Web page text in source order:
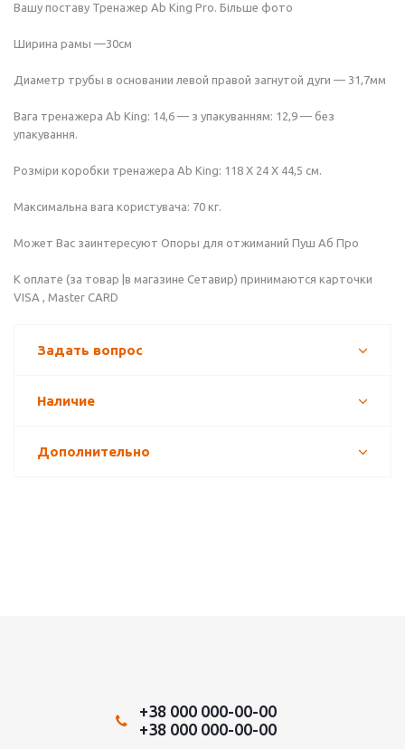
Вашу поставу Тренажер Ab King Pro. Більше фото
Ширина рамы —30см
Диаметр трубы в основании левой правой загнутой дуги — 31,7мм
Вага тренажера Ab Kіng: 14,6 — з упакуванням: 12,9 — без
упакування.
Розміри коробки тренажера Ab Kіng: 118 Х 24 Х 44,5 см.
Максимальна вага користувача: 70 кг.
Может Вас заинтересуют Опоры для отжиманий Пуш Аб Про
К оплате (за товар |в магазине Сетавир) принимаются карточки
VISA , Master CARD
Задать вопрос
Наличие
Дополнительно
+38 000 000-00-00
+38 000 000-00-00